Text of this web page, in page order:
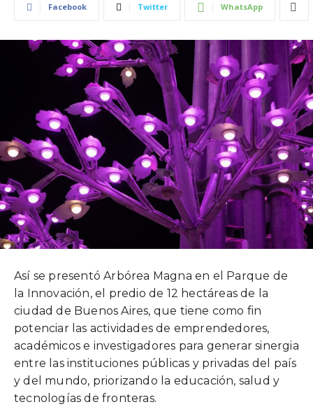
Facebook Twitter WhatsApp
Así se presentó Arbórea Magna en el Parque de
la Innovación, el predio de 12 hectáreas de la
ciudad de Buenos Aires, que tiene como fin
potenciar las actividades de emprendedores,
académicos e investigadores para generar sinergia
entre las instituciones públicas y privadas del país
y del mundo, priorizando la educación, salud y
tecnologías de fronteras.